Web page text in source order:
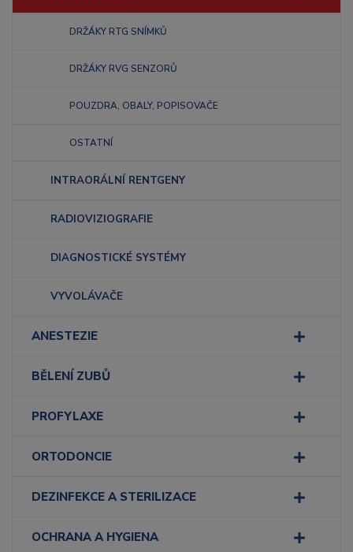
DRŽÁKY RTG SNÍMKŮ
DRŽÁKY RVG SENZORŮ
POUZDRA, OBALY, POPISOVAČE
OSTATNÍ
INTRAORÁLNÍ RENTGENY
RADIOVIZIOGRAFIE
DIAGNOSTICKÉ SYSTÉMY
VYVOLÁVAČE
ANESTEZIE
BĚLENÍ ZUBŮ
PROFYLAXE
ORTODONCIE
DEZINFEKCE A STERILIZACE
OCHRANA A HYGIENA